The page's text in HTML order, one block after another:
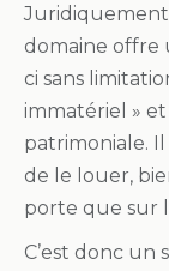
domaine offre
ci sans
immatériel »
patrimoniale.
de le louer,
porte que sur
C’est donc un